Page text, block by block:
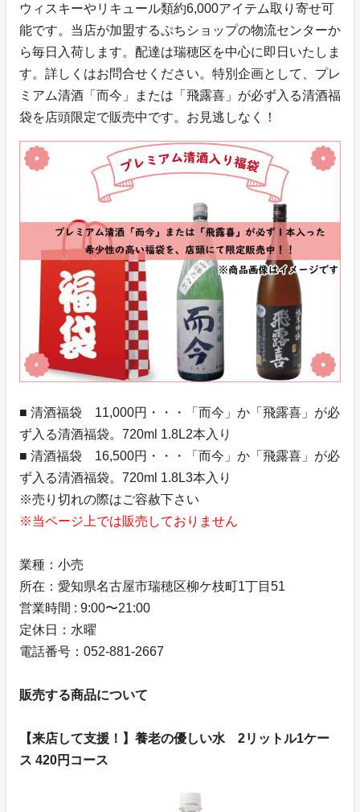
ウィスキーやリキュール類約6,000アイテム取り寄せ可
能です。当店が加盟するぷちショップの物流センターか
ら毎日入荷します。配達は瑞穂区を中心に即日いたしま
す。詳しくはお問合せください。特別企画として、プレ
ミアム清酒「而今」または「飛露喜」が必ず入る清酒福
袋を店頭限定で販売中です。お見逃しなく！
■ 清酒福袋 11,000円・・・「而今」か「飛露喜」が必
ず入る清酒福袋。720ml 1.8L2本入り
■ 清酒福袋 16,500円・・・「而今」か「飛露喜」が必
ず入る清酒福袋。720ml 1.8L3本入り
※売り切れの際はご容赦下さい
※当ページ上では販売しておりません
業種：小売
所在：愛知県名古屋市瑞穂区柳ケ枝町1丁目51
営業時間 : 9:00〜21:00
定休日：水曜
電話番号：052-881-2667
販売する商品について
【来店して支援！】養老の優しい水 2リットル1ケー
ス 420円コース